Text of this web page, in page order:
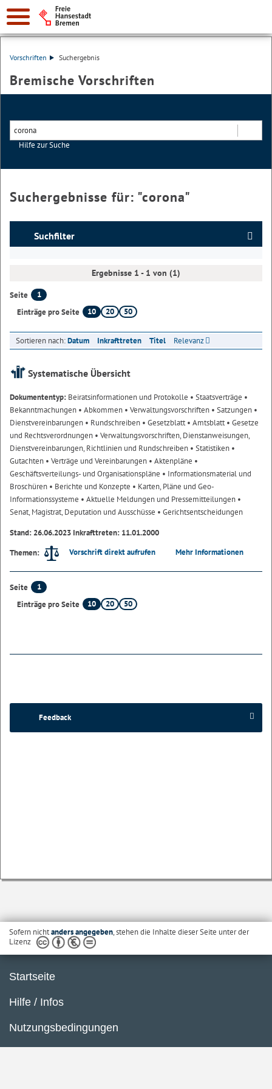
Vorschriften Suchergebnis
Bremische Vorschriften
Hilfe zur Suche
Suchergebnisse für: "corona"
Suchfilter
Ergebnisse 1 - 1 von (1)
Seite
1
Einträge pro Seite
10 20 50
Sortieren nach:Datum Inkrafttreten Titel Relevanz
Systematische Übersicht
Dokumententyp: Beiratsinformationen und Protokolle • Staatsverträge •
Bekanntmachungen • Abkommen • Verwaltungsvorschriften • Satzungen •
Dienstvereinbarungen • Rundschreiben • Gesetzblatt• Amtsblatt• Gesetze
und Rechtsverordnungen • Verwaltungsvorschriften, Dienstanweisungen,
Dienstvereinbarungen, Richtlinien und Rundschreiben • Statistiken •
Gutachten • Verträge und Vereinbarungen • Aktenpläne •
Geschäftsverteilungs- und Organisationspläne • Informationsmaterial und
Broschüren • Berichte und Konzepte • Karten, Pläne und Geo-
Informationssysteme • Aktuelle Meldungen und Pressemitteilungen •
Senat, Magistrat, Deputation und Ausschüsse • Gerichtsentscheidungen
Stand: 26.06.2023 Inkrafttreten: 11.01.2000
Themen:
Vorschrift direkt aufrufen Mehr Informationen
Seite
1
Einträge pro Seite
10 20 50
Feedback
Sofern nichtanders angegeben, stehen die Inhalte dieser Seite unter der
Lizenz
Startseite
Hilfe / Infos
Nutzungsbedingungen